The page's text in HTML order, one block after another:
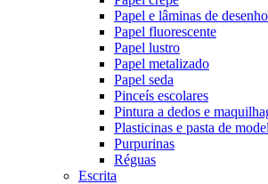
Papel e lâminas de desenho
Papel fluorescente
Papel lustro
Papel metalizado
Papel seda
Pinceís escolares
Pintura a dedos e
Plasticinas e pasta de
Purpurinas
Réguas
Escrita